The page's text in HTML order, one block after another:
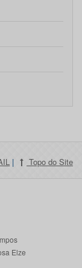
| Topo do Site
Elze